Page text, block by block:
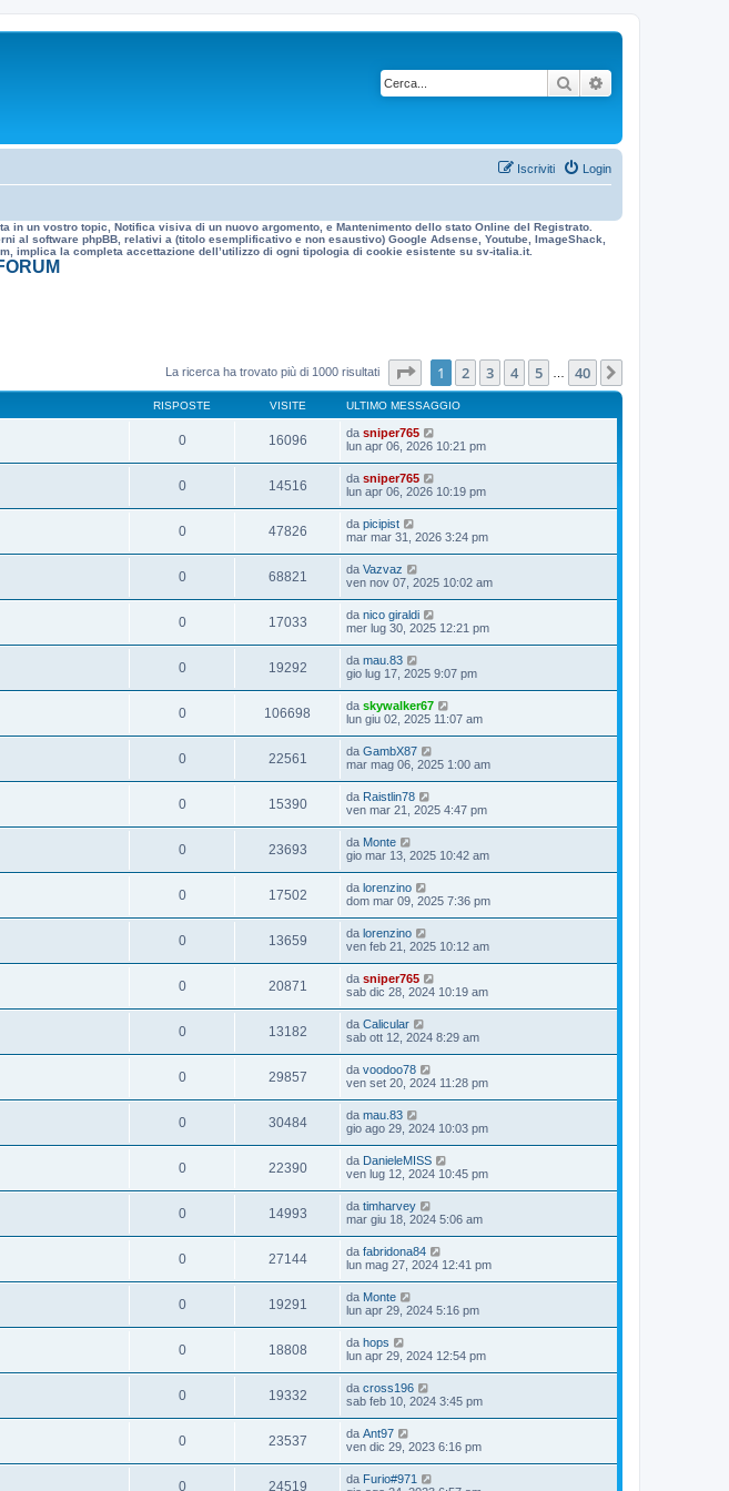
Cerca
Login
Iscriviti
un vostro topic, Notifica visiva di un nuovo argomento, e Mantenimento dello stato Online del Registrato.
software phpBB, relativi a (titolo esemplificativo e non esaustivo) Google Adsense, Youtube, ImageShack,
implica la completa accettazione dell’utilizzo di ogni tipologia di cookie esistente su sv-italia.it.
La ricerca ha trovato più di 1000 risultati Pagina1 di
1 2 3 4 5 40
RISPOSTE VISITE ULTIMO MESSAGGIO
0 16096 da sniper765
lun apr 06, 2026 10:21 pm
0 14516 da sniper765
lun apr 06, 2026 10:19 pm
0 47826 da picipist
mar mar 31, 2026 3:24 pm
0 68821 da Vazvaz
ven nov 07, 2025 10:02 am
0 17033 da nico giraldi
mer lug 30, 2025 12:21 pm
0 19292 da mau.83
gio lug 17, 2025 9:07 pm
0 106698 da skywalker67
lun giu 02, 2025 11:07 am
0 22561 da GambX87
mar mag 06, 2025 1:00 am
0 15390 da Raistlin78
ven mar 21, 2025 4:47 pm
0 23693 da Monte
gio mar 13, 2025 10:42 am
0 17502 da lorenzino
dom mar 09, 2025 7:36 pm
0 13659 da lorenzino
ven feb 21, 2025 10:12 am
0 20871 da sniper765
sab dic 28, 2024 10:19 am
0 13182 da Calicular
sab ott 12, 2024 8:29 am
0 29857 da voodoo78
ven set 20, 2024 11:28 pm
0 30484 da mau.83
gio ago 29, 2024 10:03 pm
0 22390 da DanieleMISS
ven lug 12, 2024 10:45 pm
0 14993 da timharvey
mar giu 18, 2024 5:06 am
0 27144 da fabridona84
lun mag 27, 2024 12:41 pm
0 19291 da Monte
lun apr 29, 2024 5:16 pm
0 18808 da hops
lun apr 29, 2024 12:54 pm
0 19332 da cross196
sab feb 10, 2024 3:45 pm
0 23537 da Ant97
ven dic 29, 2023 6:16 pm
0 24519 da Furio#971